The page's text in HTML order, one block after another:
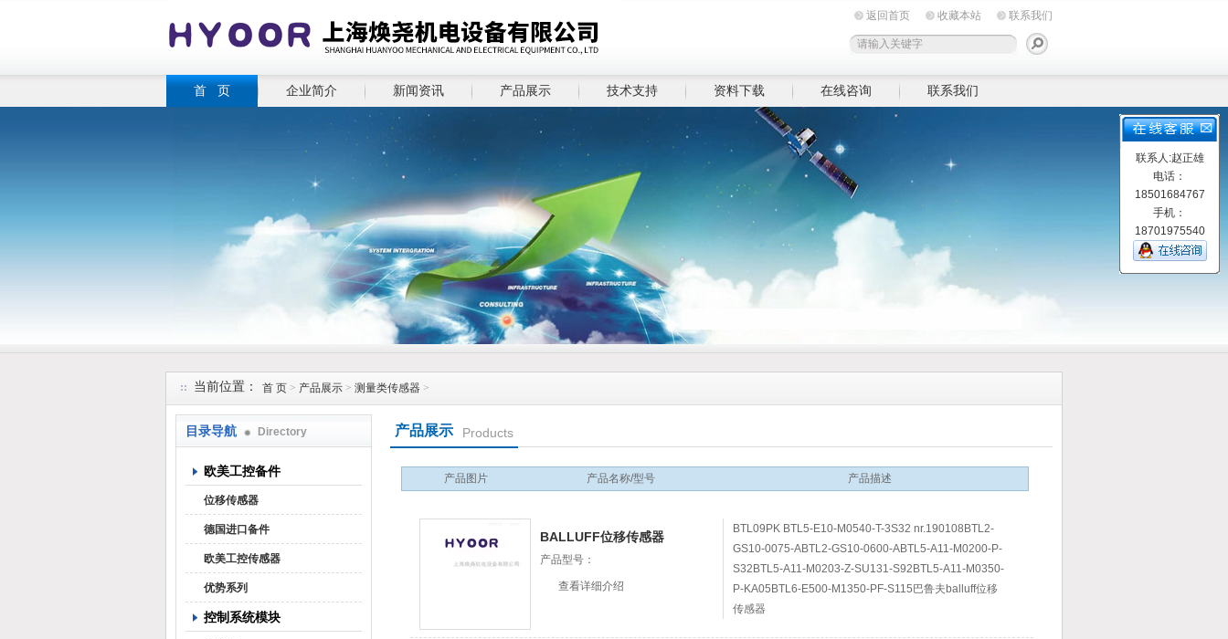
返回首页 收藏本站 联系我们
首 页 企业简介 新闻资讯 产品展示 技术支持 资料下载 在线咨询 联系我们
当前位置： 首 页 > 产品展示 > 测量类传感器 >
目录导航 Directory
欧美工控备件
位移传感器
德国进口备件
欧美工控传感器
优势系列
控制系统模块
产品展示 Products
产品图片 产品名称/型号 产品描述
BALLUFF位移传感器
产品型号：
查看详细介绍
BTL09PK BTL5-E10-M0540-T-3S32 nr.190108BTL2-
GS10-0075-ABTL2-GS10-0600-ABTL5-A11-M0200-P-
S32BTL5-A11-M0203-Z-SU131-S92BTL5-A11-M0350-
P-KA05BTL6-E500-M1350-PF-S115巴鲁夫balluff位移
传感器
联系人:赵正雄
电话：
18501684767
手机：
18701975540